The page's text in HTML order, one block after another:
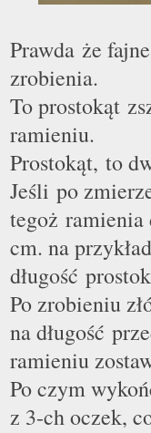
Prawda że
zrobienia.
To prostokąt
ramieniu.
Prostokąt, to
Jeśli po
tegoż
cm. na
długość
Po zrobieniu
na długość
ramieniu
Po czym
z 3-ch oczek,